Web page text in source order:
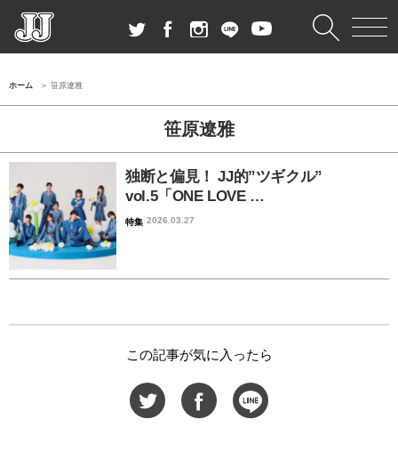
ホーム 笹原遼雅
笹原遼雅
独断と偏見！ JJ的”ツギクル”
vol.5「ONE LOVE …
特集 2026.03.27
この記事が気に入ったら